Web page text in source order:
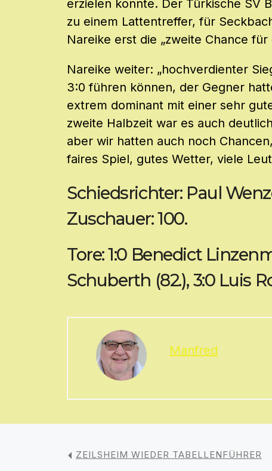
erzielen konnte. Der Türkische SV
zu einem Lattentreffer, für
Nareike erst die „zweite Chance für
Nareike weiter: „hochverdienter
3:0 führen können, der Gegner
extrem dominant mit einer sehr
zweite Halbzeit war es auch
aber wir hatten auch noch
faires Spiel, gutes Wetter, viele
Schiedsrichter: Paul
Zuschauer: 100.
Tore: 1:0 Benedict
Schuberth (82.), 3:0 Luis
Manfred
ZEILSHEIM WIEDER TABELLENFÜHRER